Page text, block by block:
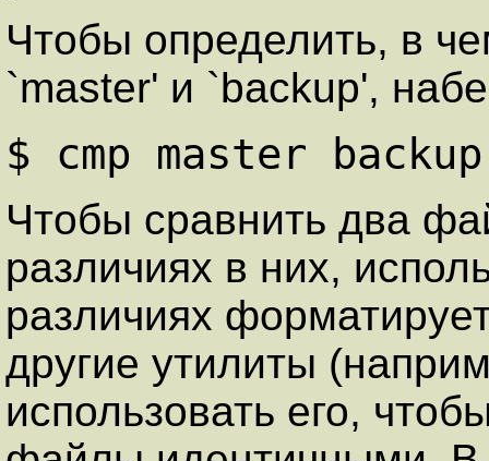
Чтобы определить, в
`master' и `backup',
$ cmp master
Чтобы сравнить два
различиях в них,
различиях
другие утилиты
использовать его,